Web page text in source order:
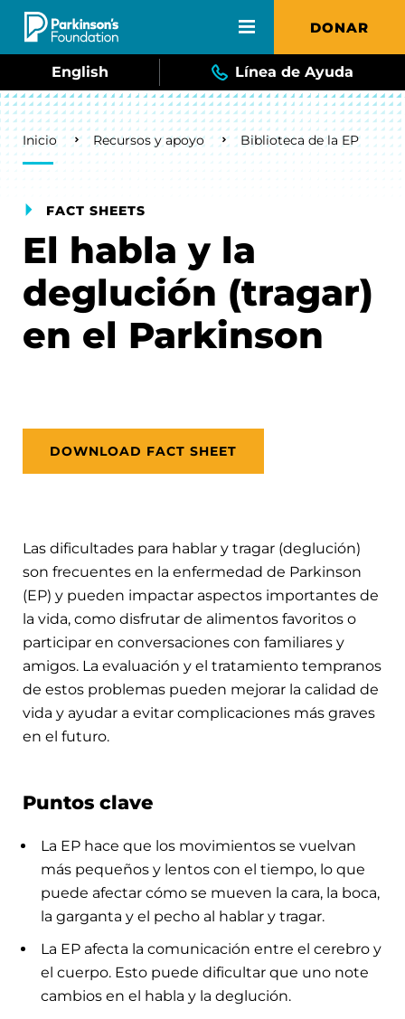
Skip to main content DONAR
English Línea de Ayuda
Breadcrumb
Inicio Recursos y apoyo Biblioteca de la EP
FACT SHEETS
El habla y la
deglución (tragar)
en el Parkinson
DOWNLOAD FACT SHEET
Las dificultades para hablar y tragar (deglución)
son frecuentes en la enfermedad de Parkinson
(EP) y pueden impactar aspectos importantes de
la vida, como disfrutar de alimentos favoritos o
participar en conversaciones con familiares y
amigos. La evaluación y el tratamiento tempranos
de estos problemas pueden mejorar la calidad de
vida y ayudar a evitar complicaciones más graves
en el futuro.
Puntos clave
La EP hace que los movimientos se vuelvan
más pequeños y lentos con el tiempo, lo que
puede afectar cómo se mueven la cara, la boca,
la garganta y el pecho al hablar y tragar.
La EP afecta la comunicación entre el cerebro y
el cuerpo. Esto puede dificultar que uno note
cambios en el habla y la deglución.